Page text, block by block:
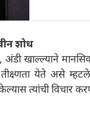
शोध
खाल्ल्याने
येते असे
त्यांची विचार